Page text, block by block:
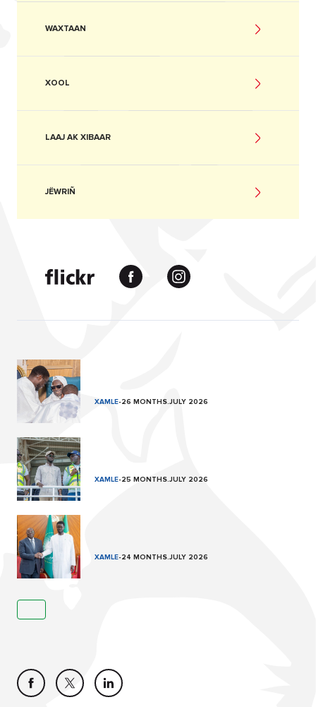
WAXTAAN
XOOL
LAAJ AK XIBAAR
JËWRIÑ
XAMLE-26 MONTHS.JULY 2026
XAMLE-25 MONTHS.JULY 2026
XAMLE-24 MONTHS.JULY 2026